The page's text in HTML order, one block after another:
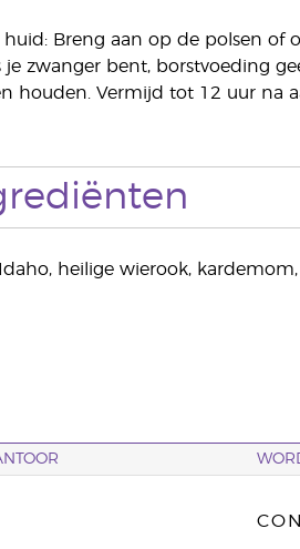
Breng aan op de polsen of
je zwanger bent, borstvoeding
houden. Vermijd tot 12 uur na
heilige wierook, kardemom,